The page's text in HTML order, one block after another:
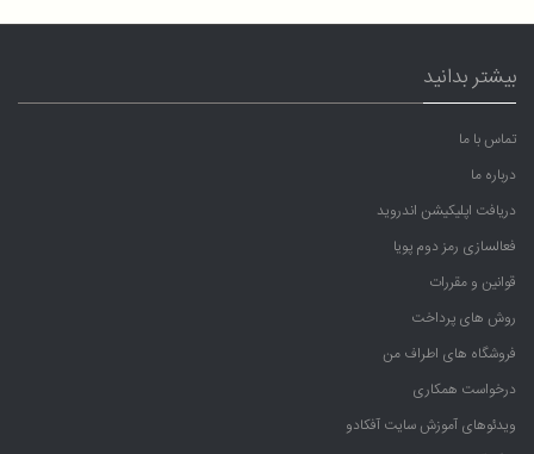
بیشتر بدانید
تماس با ما
درباره ما
دریافت اپلیکیشن اندروید
فعالسازی رمز دوم پویا
قوانین و مقررات
روش های پرداخت
فروشگاه های اطراف من
درخواست همکاری
ویدئوهای آموزش سایت آفکادو